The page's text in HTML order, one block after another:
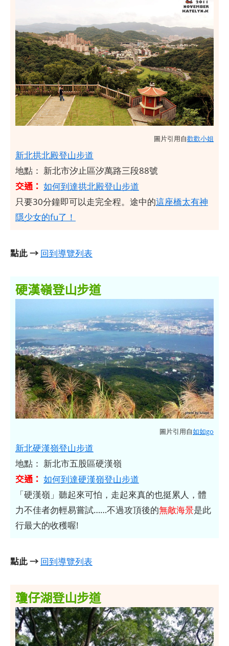
圖片引用自歡歡小姐
新北拱北殿登山步道
地點： 新北市汐止區汐萬路三段88號
交通： 如何到達拱北殿登山步道
只要30分鐘即可以走完全程。途中的這座橋太有神
隱少女的fu了！
點此 → 回到導覽列表
硬漢嶺登山步道
圖片引用自如如go
新北硬漢嶺登山步道
地點： 新北市五股區硬漢嶺
交通： 如何到達硬漢嶺登山步道
「硬漢嶺」聽起來可怕，走起來真的也挺累人，體
力不佳者勿輕易嘗試……不過攻頂後的無敵海景是此
行最大的收穫喔!
點此 → 回到導覽列表
瓊仔湖登山步道